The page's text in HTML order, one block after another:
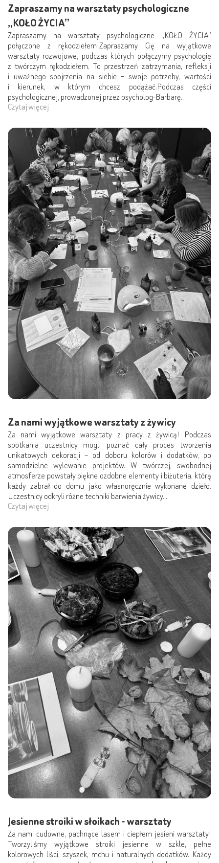
Zapraszamy na warsztaty psychologiczne
„KOŁO ŻYCIA”
Zapraszamy na warsztaty psychologiczne „KOŁO ŻYCIA”
połączone z rękodziełem!Zapraszamy Cię na wyjątkowe
warsztaty rozwojowe, podczas których połączymy psychologię
z twórczym rękodziełem. To przestrzeń zatrzymania, refleksji
i uważnego spojrzenia na siebie – swoje potrzeby, wartości
i kierunek, w którym chcesz podążać.Podczas części
psychologicznej, prowadzonej przez psycholog-Barbarę..
Czytaj więcej
Za nami wyjątkowe warsztaty z żywicy
Za nami wyjątkowe warsztaty z pracy z żywicą! Podczas
spotkania uczestnicy mogli poznać cały proces tworzenia
unikatowych dekoracji – od doboru kolorów i dodatków, po
samodzielne wylewanie projektów. W twórczej, swobodnej
atmosferze powstały piękne ozdobne elementy i biżuteria, którą
każdy zabrał do domu jako własnoręcznie wykonane dzieło.
Uczestnicy odkryli różne techniki barwienia żywicy...
Czytaj więcej
Jesienne stroiki w słoikach - warsztaty
Za nami cudowne, pachnące lasem i ciepłem jesieni warsztaty!
Tworzyliśmy wyjątkowe stroiki jesienne w szkle, pełne
kolorowych liści, szyszek, mchu i naturalnych dodatków. Każdy